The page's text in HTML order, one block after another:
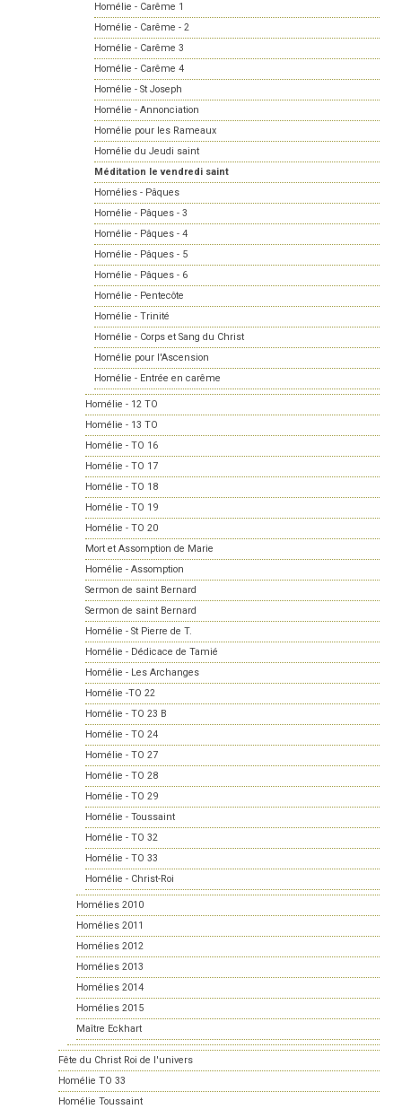
Homélie - Carême 1
Homélie - Carême - 2
Homélie - Carême 3
Homélie - Carême 4
Homélie - St Joseph
Homélie - Annonciation
Homélie pour les Rameaux
Homélie du Jeudi saint
Méditation le vendredi saint
Homélies - Pâques
Homélie - Pâques - 3
Homélie - Pâques - 4
Homélie - Pâques - 5
Homélie - Pâques - 6
Homélie - Pentecôte
Homélie - Trinité
Homélie - Corps et Sang du Christ
Homélie pour l'Ascension
Homélie - Entrée en carême
Homélie - 12 TO
Homélie - 13 TO
Homélie - TO 16
Homélie - TO 17
Homélie - TO 18
Homélie - TO 19
Homélie - TO 20
Mort et Assomption de Marie
Homélie - Assomption
Sermon de saint Bernard
Sermon de saint Bernard
Homélie - St Pierre de T.
Homélie - Dédicace de Tamié
Homélie - Les Archanges
Homélie -TO 22
Homélie - TO 23 B
Homélie - TO 24
Homélie - TO 27
Homélie - TO 28
Homélie - TO 29
Homélie - Toussaint
Homélie - TO 32
Homélie - TO 33
Homélie - Christ-Roi
Homélies 2010
Homélies 2011
Homélies 2012
Homélies 2013
Homélies 2014
Homélies 2015
Maître Eckhart
Fête du Christ Roi de l'univers
Homélie TO 33
Homélie Toussaint